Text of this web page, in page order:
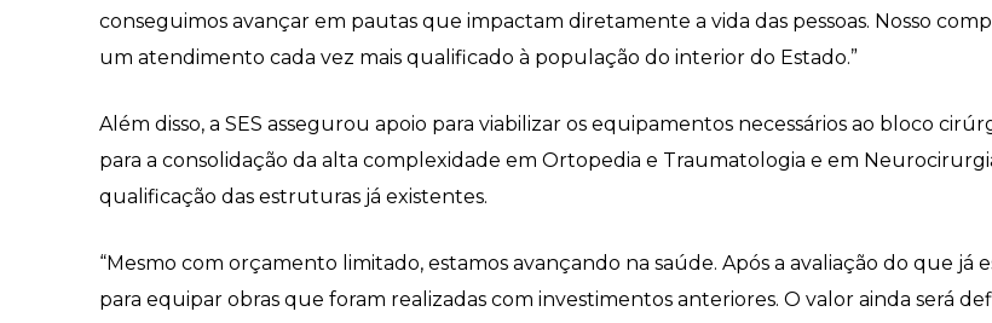
conseguimos avançar em pautas que impactam diretamente a vida das pessoas. Nosso
um atendimento cada vez mais qualificado à população do interior do Estado.”
Além disso, a SES assegurou apoio para viabilizar os equipamentos necessários ao bloco
para a consolidação da alta complexidade em Ortopedia e Traumatologia e em
qualificação das estruturas já existentes.
“Mesmo com orçamento limitado, estamos avançando na saúde. Após a avaliação do que
para equipar obras que foram realizadas com investimentos anteriores. O valor ainda será